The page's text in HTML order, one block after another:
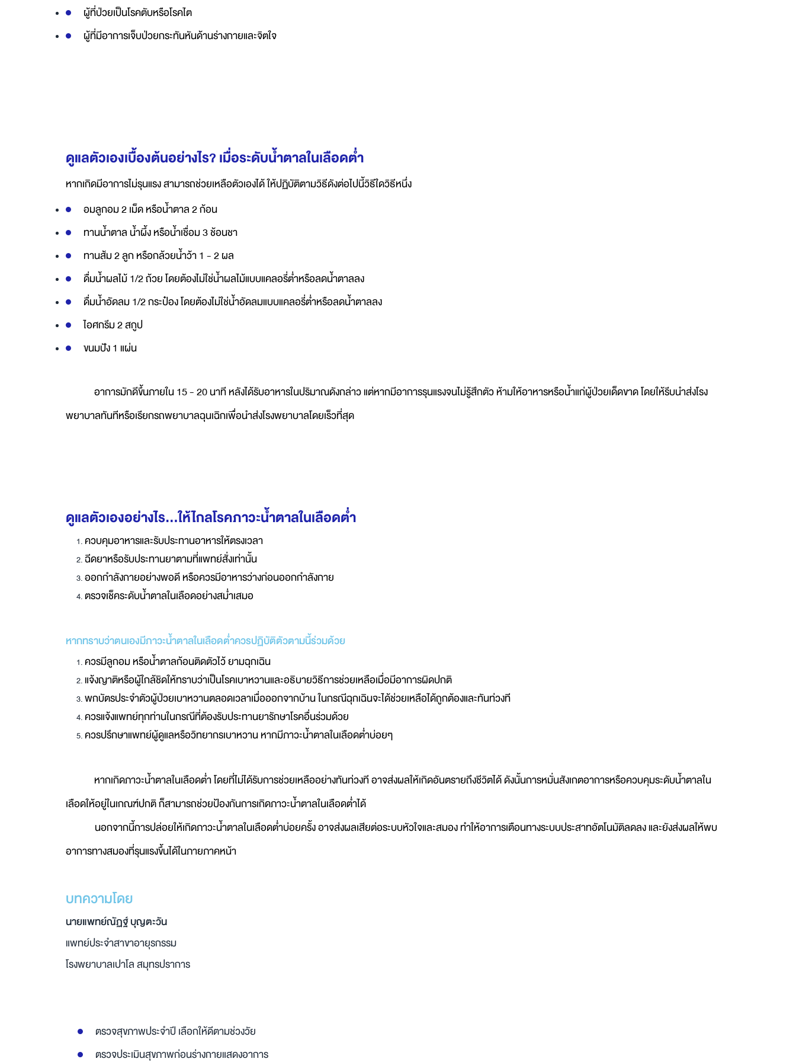
ผู้ที่ป่วยเป็นโรคตับหรือโรคไต
ผู้ที่มีอาการเจ็บป่วยกระทันหันด้านร่างกายและจิตใจ
ดูแลตัวเองเบื้องต้นอย่างไร? เมื่อระดับน้ำตาลในเลือดต่ำ
หากเกิดมีอาการไม่รุนแรง สามารถช่วยเหลือตัวเองได้ ให้ปฏิบัติตามวิธีดังต่อไปนี้วิธีใดวิธีหนึ่ง
อมลูกอม 2 เม็ด หรือน้ำตาล 2 ก้อน
ทานน้ำตาล น้ำผึ้ง หรือน้ำเชื่อม 3 ช้อนชา
ทานส้ม 2 ลูก หรือกล้วยน้ำว้า 1 - 2 ผล
ดื่มน้ำผลไม้ 1/2 ถ้วย โดยต้องไม่ใช่น้ำผลไม้แบบแคลอรี่ต่ำหรือลดน้ำตาลลง
ดื่มน้ำอัดลม 1/2 กระป๋อง โดยต้องไม่ใช่น้ำอัดลมแบบแคลอรี่ต่ำหรือลดน้ำตาลลง
ไอศกรีม 2 สกูป
ขนมปัง 1 แผ่น
อาการมักดีขึ้นภายใน 15 - 20 นาที หลังได้รับอาหารในปริมาณดังกล่าว แต่หากมีอาการรุนแรงจนไม่รู้สึกตัว ห้ามให้อาหารหรือน้ำแก่ผู้ป่วยเด็ดขาด โดยให้รีบนำส่งโรง
พยาบาลทันทีหรือเรียกรถพยาบาลฉุนเฉิกเพื่อนำส่งโรงพยาบาลโดยเร็วที่สุด
ดูแลตัวเองอย่างไร...ให้ไกลโรคภาวะน้ำตาลในเลือดต่ำ
ควบคุมอาหารและรับประทานอาหารให้ตรงเวลา
ฉีดยาหรือรับประทานยาตามที่แพทย์สั่งเท่านั้น
ออกกำลังกายอย่างพอดี หรือควรมีอาหารว่างก่อนออกกำลังกาย
ตรวจเช็คระดับน้ำตาลในเลือดอย่างสม่ำเสมอ
หากทราบว่าตนเองมีภาวะน้ำตาลในเลือดต่ำควรปฏิบัติตัวตามนี้ร่วมด้วย
ควรมีลูกอม หรือน้ำตาลก้อนติดตัวไว้ ยามฉุกเฉิน
แจ้งญาติหรือผู้ใกล้ชิดให้ทราบว่าเป็นโรคเบาหวานและอธิบายวิธีการช่วยเหลือเมื่อมีอาการผิดปกติ
พกบัตรประจำตัวผู้ป่วยเบาหวานตลอดเวลาเมื่อออกจากบ้าน ในกรณีฉุกเฉินจะได้ช่วยเหลือได้ถูกต้องและทันท่วงที
ควรแจ้งแพทย์ทุกท่านในกรณีที่ต้องรับประทานยารักษาโรคอื่นร่วมด้วย
ควรปรึกษาแพทย์ผู้ดูแลหรือวิทยากรเบาหวาน หากมีภาวะน้ำตาลในเลือดต่ำบ่อยๆ
หากเกิดภาวะน้ำตาลในเลือดต่ำ โดยที่ไม่ได้รับการช่วยเหลืออย่างทันท่วงที อาจส่งผลให้เกิดอันตรายถึงชีวิตได้ ดังนั้นการหมั่นสังเกตอาการหรือควบคุมระดับน้ำตาลใน
เลือดให้อยู่ในเกณฑ์ปกติ ก็สามารถช่วยป้องกันการเกิดภาวะน้ำตาลในเลือดต่ำได้
นอกจากนี้การปล่อยให้เกิดภาวะน้ำตาลในเลือดต่ำบ่อยครั้ง อาจส่งผลเสียต่อระบบหัวใจและสมอง ทำให้อาการเตือนทางระบบประสาทอัตโนมัติลดลง และยังส่งผลให้พบ
อาการทางสมองที่รุนแรงขึ้นได้ในภายภาคหน้า
บทความโดย
นายแพทย์ณัฏฐ์ บุญตะวัน
แพทย์ประจำสาขาอายุรกรรม
โรงพยาบาลเปาโล สมุทรปราการ
ตรวจสุขภาพประจำปี เลือกให้ดีตามช่วงวัย
ตรวจประเมินสุขภาพก่อนร่างกายแสดงอาการ